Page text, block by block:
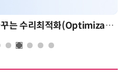
AI 시대의 의사결정을 바꾸는 수리최적화(Optimization): 실제 산업 적용 사례와 활용 전략